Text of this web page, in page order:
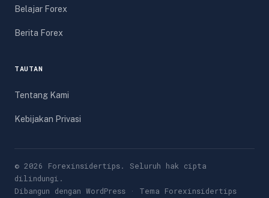
Belajar Forex
Berita Forex
TAUTAN
Tentang Kami
Kebijakan Privasi
© 2026 Forexinsidertips. Seluruh hak cipta
dilindungi.
Dibangun dengan WordPress · Tema Forexinsidertips